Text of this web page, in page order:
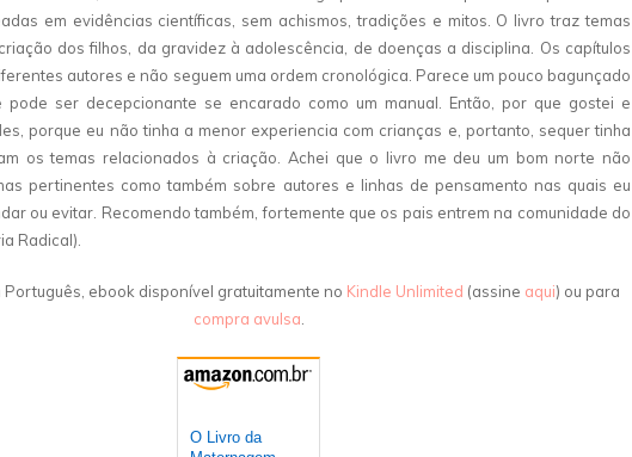
em evidências científicas, sem achismos, tradições e mitos. O livro traz temas
dos filhos, da gravidez à adolescência, de doenças a disciplina. Os capítulos
autores e não seguem uma ordem cronológica. Parece um pouco bagunçado
pode ser decepcionante se encarado como um manual. Então, por que gostei e
porque eu não tinha a menor experiencia com crianças e, portanto, sequer tinha
os temas relacionados à criação. Achei que o livro me deu um bom norte não
pertinentes como também sobre autores e linhas de pensamento nas quais eu
ou evitar. Recomendo também, fortemente que os pais entrem na comunidade do
Radical).
Português, ebook disponível gratuitamente no Kindle Unlimited (assine aqui) ou para
compra avulsa